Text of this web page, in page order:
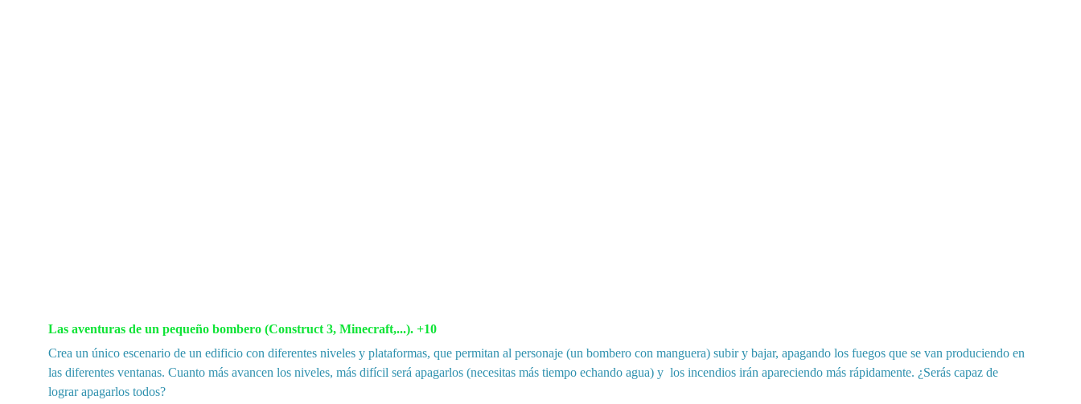
Las aventuras de un pequeño bombero (Construct 3, Minecraft,...). +10
Crea un único escenario de un edificio con diferentes niveles y plataformas, que permitan al personaje (un bombero con manguera) subir y bajar, apagando los fuegos que se van produciendo en
las diferentes ventanas. Cuanto más avancen los niveles, más difícil será apagarlos (necesitas más tiempo echando agua) y  los incendios irán apareciendo más rápidamente. ¿Serás capaz de
lograr apagarlos todos?